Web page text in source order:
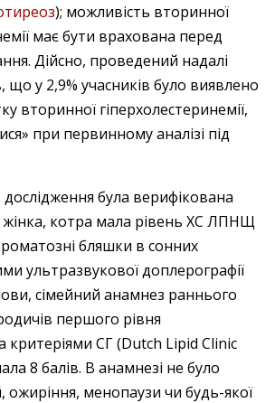
); можливість вторинної
має бути врахована перед
Дійсно, проведений надалі
що у 2,9% учасників було виявлено
вторинної гіперхолестеринемії,
при первинному аналізі під
дослідження була верифікована
котра мала рівень ХС ЛПНЩ
бляшки в сонних
ультразвукової доплерографії
сімейний анамнез раннього
першого рівня
критеріями СГ (Dutch Lipid Clinic
8 балів. В анам­незі не було
ожиріння, мено­паузи чи будь-якої